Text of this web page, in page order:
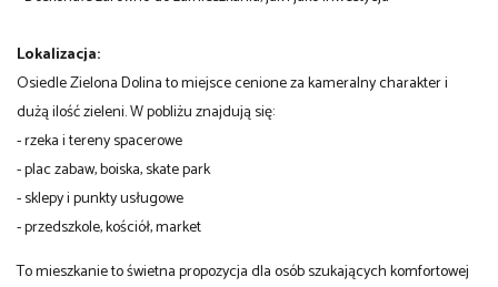
Lokalizacja:
Osiedle Zielona Dolina to miejsce cenione za kameralny charakter i
dużą ilość zieleni. W pobliżu znajdują się:
- rzeka i tereny spacerowe
- plac zabaw, boiska, skate park
- sklepy i punkty usługowe
- przedszkole, kościół, market
To mieszkanie to świetna propozycja dla osób szukających komfortowej